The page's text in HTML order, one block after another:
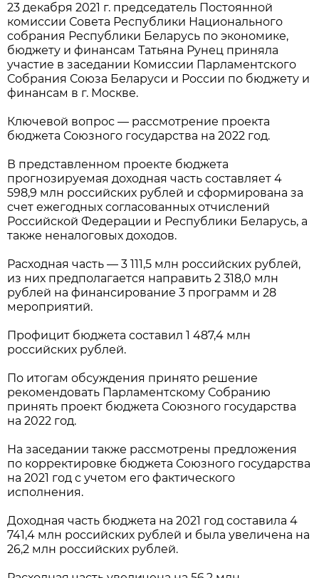
23 декабря 2021 г. председатель Постоянной
комиссии Совета Республики Национального
собрания Республики Беларусь по экономике,
бюджету и финансам Татьяна Рунец приняла
участие в заседании Комиссии Парламентского
Собрания Союза Беларуси и России по бюджету и
финансам в г. Москве.
Ключевой вопрос — рассмотрение проекта
бюджета Союзного государства на 2022 год.
В представленном проекте бюджета
прогнозируемая доходная часть составляет 4
598,9 млн российских рублей и сформирована за
счет ежегодных согласованных отчислений
Российской Федерации и Республики Беларусь, а
также неналоговых доходов.
Расходная часть — 3 111,5 млн российских рублей,
из них предполагается направить 2 318,0 млн
рублей на финансирование 3 программ и 28
мероприятий.
Профицит бюджета составил 1 487,4 млн
российских рублей.
По итогам обсуждения принято решение
рекомендовать Парламентскому Собранию
принять проект бюджета Союзного государства
на 2022 год.
На заседании также рассмотрены предложения
по корректировке бюджета Союзного государства
на 2021 год с учетом его фактического
исполнения.
Доходная часть бюджета на 2021 год составила 4
741,4 млн российских рублей и была увеличена на
26,2 млн российских рублей.